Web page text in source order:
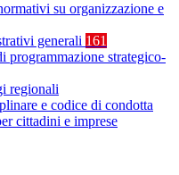
su organizzazione e
generali 161
programmazione strategico-
regionali
e codice di condotta
cittadini e imprese